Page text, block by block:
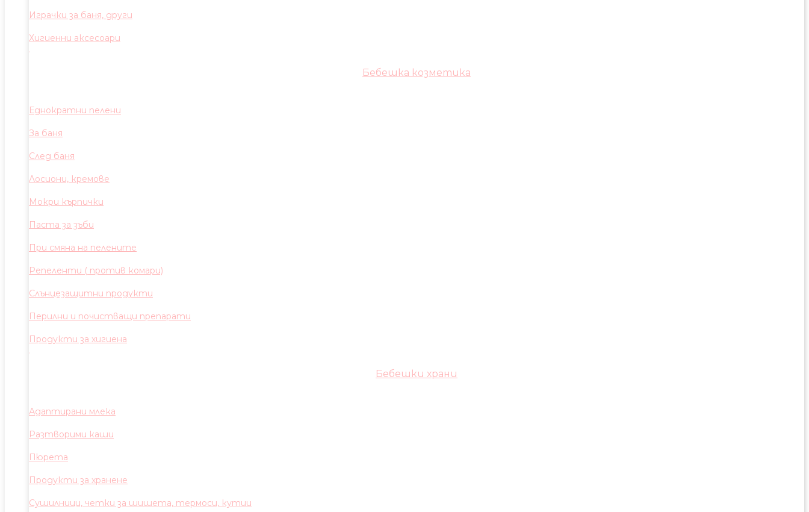
Играчки за баня, други
Хигиенни аксесоари
Бебешка козметика
Еднократни пелени
За баня
След баня
Лосиони, кремове
Мокри кърпички
Паста за зъби
При смяна на пелените
Репеленти ( против комари)
Слънцезащитни продукти
Перилни и почистващи препарати
Продукти за хигиена
Бебешки храни
Адаптирани млека
Разтворими каши
Пюрета
Продукти за хранене
Сушилници, четки за шишета, термоси, кутии